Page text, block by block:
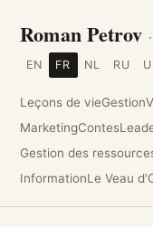
Roman Petrov
EN FR NL RU
Leçons de vieGestion
MarketingContes
Gestion des
InformationLe Veau